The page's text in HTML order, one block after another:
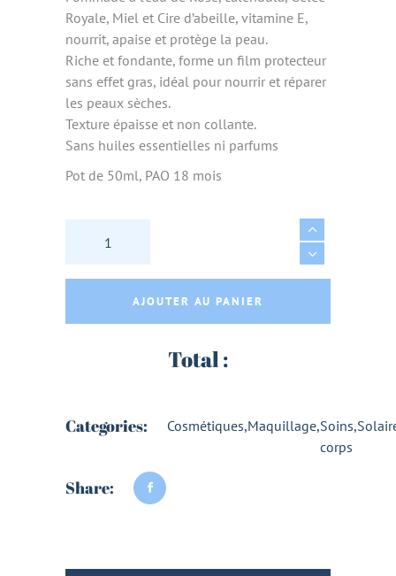
Royale, Miel et Cire d’abeille, vitamine E,
nourrit, apaise et protège la peau.
Riche et fondante, forme un film protecteur
sans effet gras, idéal pour nourrir et réparer
les peaux sèches.
Texture épaisse et non collante.
Sans huiles essentielles ni parfums
Pot de 50ml, PAO 18 mois
POMMADE DES ABEILLES BIO 50ml - LES
AJOUTER AU PANIER
Total :
Categories: Cosmétiques,Maquillage,Soins
corps
,
Share: